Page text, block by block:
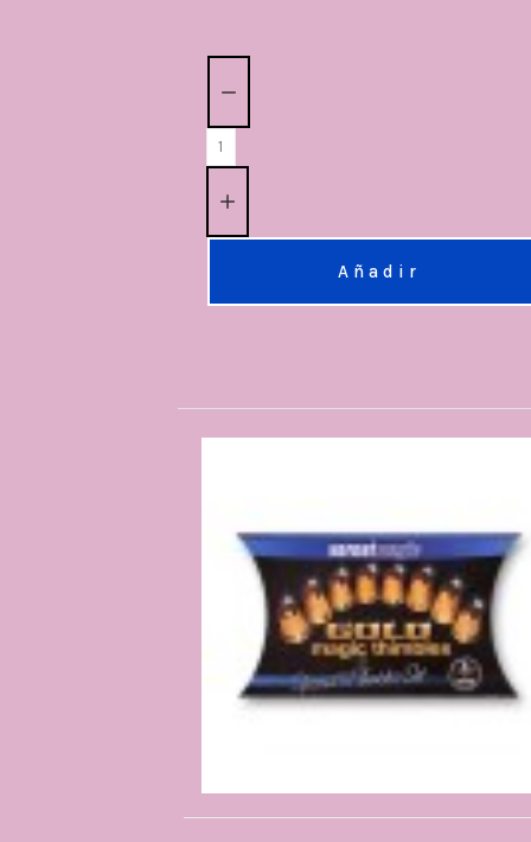
Añadir